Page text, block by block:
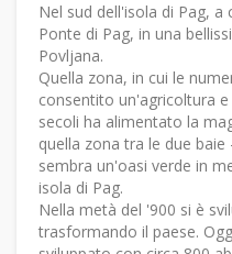
Nel sud dell'isola di Pag,
Ponte di Pag, in una
Povljana.
Quella zona, in cui le
consentito un'agricoltura
secoli ha alimentato la
quella zona tra le due
sembra un'oasi verde in
isola di Pag.
Nella metà del '900 si è
trasformando il paese.